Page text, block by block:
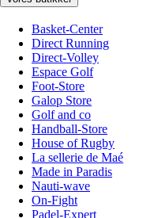
Basket-Center
Direct Running
Direct-Volley
Espace Golf
Foot-Store
Galop Store
Golf and co
Handball-Store
House of Rugby
La sellerie de Maé
Made in Paradis
Nauti-wave
On-Fight
Padel-Expert